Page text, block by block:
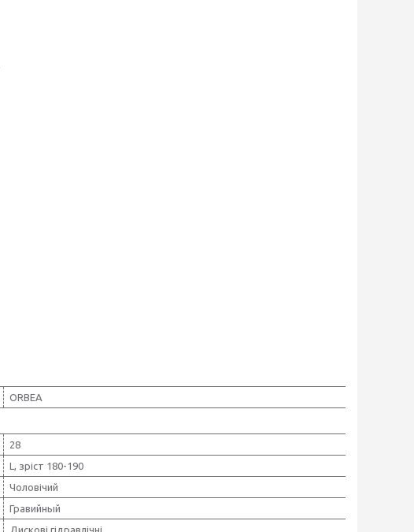
ORBEA
28
L, зріст 180-190
Чоловічий
Гравийный
Дискові гідравлічні